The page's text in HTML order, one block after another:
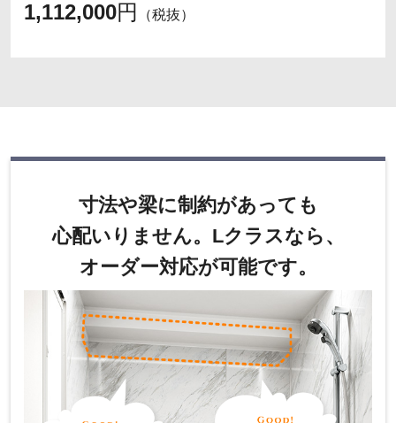
1,112,000円 （税抜）
寸法や梁に制約があっても
心配いりません。 Lクラスなら、
オーダー対応が可能です。